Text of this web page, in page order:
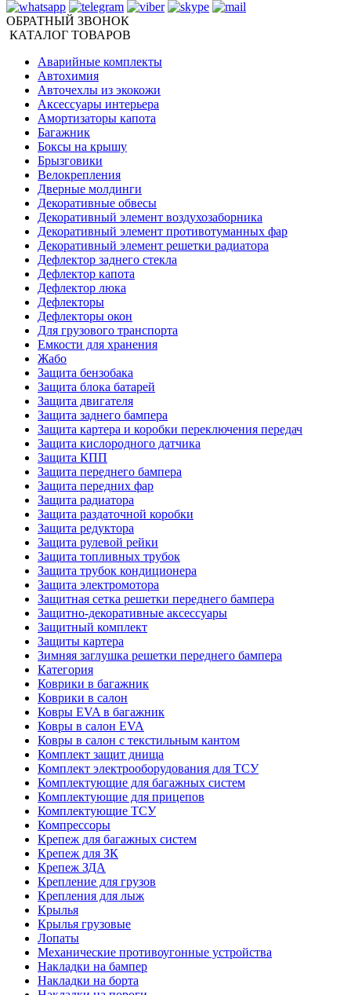
ОБРАТНЫЙ ЗВОНОК
КАТАЛОГ ТОВАРОВ
Аварийные комплекты
Автохимия
Авточехлы из экокожи
Аксессуары интерьера
Амортизаторы капота
Багажник
Боксы на крышу
Брызговики
Велокрепления
Дверные молдинги
Декоративные обвесы
Декоративный элемент воздухозаборника
Декоративный элемент противотуманных фар
Декоративный элемент решетки радиатора
Дефлектор заднего стекла
Дефлектор капота
Дефлектор люка
Дефлекторы
Дефлекторы окон
Для грузового транспорта
Емкости для хранения
Жабо
Защита бензобака
Защита блока батарей
Защита двигателя
Защита заднего бампера
Защита картера и коробки переключения передач
Защита кислородного датчика
Защита КПП
Защита переднего бампера
Защита передних фар
Защита радиатора
Защита раздаточной коробки
Защита редуктора
Защита рулевой рейки
Защита топливных трубок
Защита трубок кондиционера
Защита электромотора
Защитная сетка решетки переднего бампера
Защитно-декоративные аксессуары
Защитный комплект
Защиты картера
Зимняя заглушка решетки переднего бампера
Категория
Коврики в багажник
Коврики в салон
Ковры EVA в багажник
Ковры в салон EVA
Ковры в салон с текстильным кантом
Комплект защит днища
Комплект электрооборудования для ТСУ
Комплектующие для багажных систем
Комплектующие для прицепов
Комплектующие ТСУ
Компрессоры
Крепеж для багажных систем
Крепеж для ЗК
Крепеж ЗДА
Крепление для грузов
Крепления для лыж
Крылья
Крылья грузовые
Лопаты
Механические противоугонные устройства
Накладки на бампер
Накладки на борта